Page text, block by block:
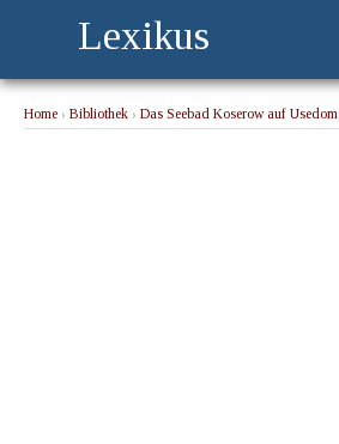
Lexikus
Home › Bibliothek › Das Seebad Koserow auf Usedom